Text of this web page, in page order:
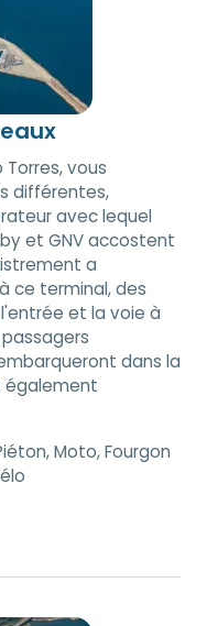
vous
différentes,
avec lequel
et GNV accostent
a
ce terminal, des
et la voie à
dans la
également
Moto, Fourgon